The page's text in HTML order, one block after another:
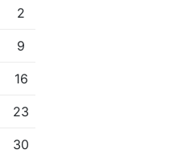
2
9
16
23
30